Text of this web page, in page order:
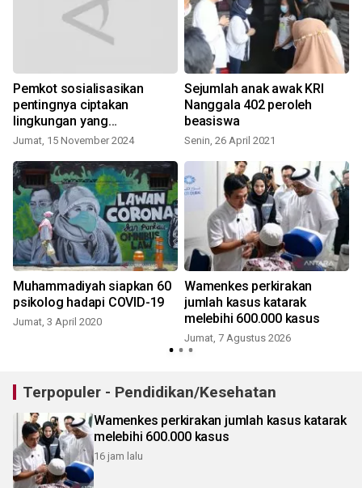
Pemkot sosialisasikan
pentingnya ciptakan
lingkungan yang
mendukung hak perempuan
Jumat, 15 November 2024
Sejumlah anak awak KRI
Nanggala 402 peroleh
beasiswa
Senin, 26 April 2021
Muhammadiyah siapkan 60
psikolog hadapi COVID-19
Jumat, 3 April 2020
Wamenkes perkirakan
jumlah kasus katarak
melebihi 600.000 kasus
Jumat, 7 Agustus 2026
Terpopuler - Pendidikan/Kesehatan
Wamenkes perkirakan jumlah kasus katarak
melebihi 600.000 kasus
16 jam lalu